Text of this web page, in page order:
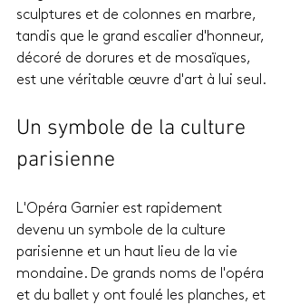
sculptures et de colonnes en marbre,
tandis que le grand escalier d'honneur,
décoré de dorures et de mosaïques,
est une véritable œuvre d'art à lui seul.
Un symbole de la culture
parisienne
L'Opéra Garnier est rapidement
devenu un symbole de la culture
parisienne et un haut lieu de la vie
mondaine. De grands noms de l'opéra
et du ballet y ont foulé les planches, et